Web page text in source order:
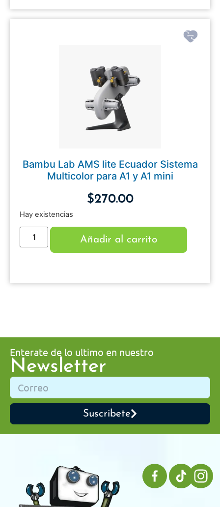
Bambu Lab AMS lite Ecuador Sistema
Multicolor para A1 y A1 mini
$270.00
Hay existencias
Añadir al carrito
Enterate de lo ultimo en nuestro
Newsletter
Suscribete